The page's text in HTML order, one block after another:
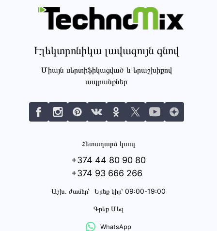
Էլեկտրոնիկա լավագույն գնով
Միայն սերտիֆիկացված և երաշխիքով
ապրանքներ
Հետադարձ կապ
+374 44 80 90 80
+374 93 666 266
Աշխ․ ժամեր՝ Երեք կիր՝ 09:00-19:00
Գրեք Մեզ
WhatsApp